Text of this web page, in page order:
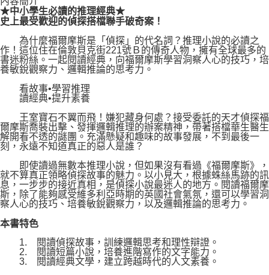
博客來商品配送方式
每筆NT$80，滿NT$1,000(含以上)免運費
★中小學生必讀的推理經典★
史上最受歡迎的偵探搭檔聯手破奇案！
為什麼福爾摩斯是「偵探」的代名詞？推理小說的必讀之
作！這位住在倫敦貝克街221號Ｂ的傳奇人物，擁有全球最多的
書迷粉絲。一起閱讀經典，向福爾摩斯學習洞察人心的技巧，培
養敏銳觀察力、邏輯推論的思考力。
看故事•學習推理
讀經典•提升素養
王室寶石不翼而飛！嫌犯藏身何處？接受委託的天才偵探福
爾摩斯喬裝出擊、發揮邏輯推理的辦案精神，帶著搭檔華生醫生
解開看不透的謎團。充滿懸疑和趣味的故事發展，不到最後一
刻，永遠不知道真正的惡人是誰？
即使讀過無數本推理小說，但如果沒有看過《福爾摩斯》，
就不算真正領略偵探故事的魅力。以小見大，根據蛛絲馬跡的訊
息，一步步的接近真相，是偵探小說最迷人的地方。閱讀福爾摩
斯，除了能夠感受維多利亞時期的英國社會氣氛，還可以學習洞
察人心的技巧、培養敏銳觀察力，以及邏輯推論的思考力。
本書特色
1. 閱讀偵探故事，訓練邏輯思考和理性辯證。
2. 閱讀短篇小說，培養進階寫作的文字能力。
3. 閱讀經典文學，建立跨越時代的人文素養。